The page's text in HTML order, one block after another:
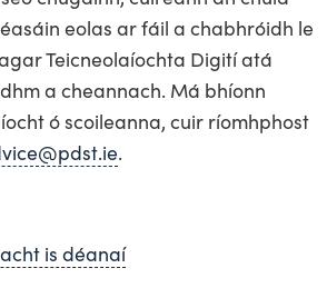
eolas ar fáil a chabhróidh le
Teicneolaíochta Digití atá
a cheannach. Má bhíonn
ó scoileanna, cuir ríomhphost
.
is déanaí